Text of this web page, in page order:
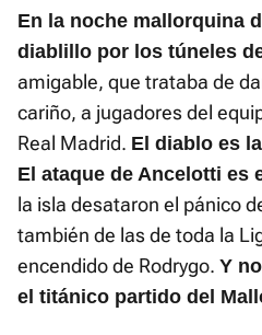
En la noche mallorquina
diablillo por los túneles
amigable, que trataba de
cariño, a jugadores del
Real Madrid. El diablo es
El ataque de Ancelotti es
la isla desataron el pánico
también de las de toda la
encendido de Rodrygo. Y
el titánico partido del